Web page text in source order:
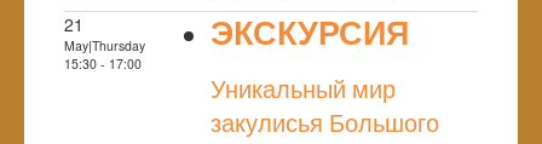
21
May|Thursday
15:30 - 17:00
ЭКСКУРСИЯ
Уникальный мир
закулисья Большого